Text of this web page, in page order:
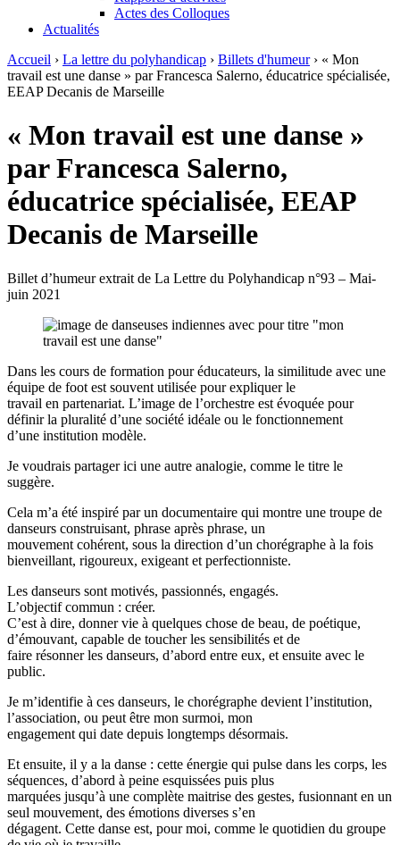
Actes des Colloques
Actualités
Accueil › La lettre du polyhandicap › Billets d'humeur› « Mon
travail est une danse » par Francesca Salerno, éducatrice spécialisée,
EEAP Decanis de Marseille
« Mon travail est une danse »
par Francesca Salerno,
éducatrice spécialisée, EEAP
Decanis de Marseille
Billet d’humeur extrait de La Lettre du Polyhandicap n°93 – Mai-
juin 2021
Dans les cours de formation pour éducateurs, la similitude avec une
équipe de foot est souvent utilisée pour expliquer le
travail en partenariat. L’image de l’orchestre est évoquée pour
définir la pluralité d’une société idéale ou le fonctionnement
d’une institution modèle.
Je voudrais partager ici une autre analogie, comme le titre le
suggère.
Cela m’a été inspiré par un documentaire qui montre une troupe de
danseurs construisant, phrase après phrase, un
mouvement cohérent, sous la direction d’un chorégraphe à la fois
bienveillant, rigoureux, exigeant et perfectionniste.
Les danseurs sont motivés, passionnés, engagés.
L’objectif commun : créer.
C’est à dire, donner vie à quelques chose de beau, de poétique,
d’émouvant, capable de toucher les sensibilités et de
faire résonner les danseurs, d’abord entre eux, et ensuite avec le
public.
Je m’identifie à ces danseurs, le chorégraphe devient l’institution,
l’association, ou peut être mon surmoi, mon
engagement qui date depuis longtemps désormais.
Et ensuite, il y a la danse : cette énergie qui pulse dans les corps, les
séquences, d’abord à peine esquissées puis plus
marquées jusqu’à une complète maitrise des gestes, fusionnant en un
seul mouvement, des émotions diverses s’en
dégagent. Cette danse est, pour moi, comme le quotidien du groupe